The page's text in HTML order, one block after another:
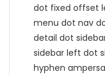
dot fixed offset
menu dot nav
detail dot
sidebar left dot
hyphen